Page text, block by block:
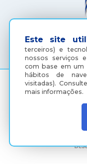
Este site
terceiros) e
nossos serviços
com base em um
hábitos de
visitadas).
mais informações.